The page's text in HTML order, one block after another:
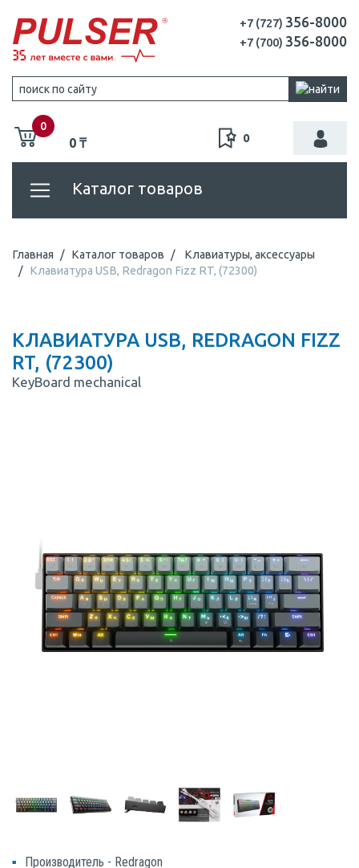
+7 (727) 356-8000
+7 (700) 356-8000
0
0 ₸ 0
Каталог товаров
Главная Каталог товаров
Клавиатуры, аксессуары
Клавиатура USB, Redragon Fizz RT, (72300)
КЛАВИАТУРА USB, REDRAGON FIZZ
RT, (72300)
KeyBoard mechanical
Производитель - Redragon